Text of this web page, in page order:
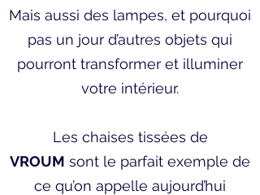
Mais aussi des lampes, et pourquoi
pas un jour d’autres objets qui
pourront transformer et illuminer
votre intérieur.
Les chaises tissées de
VROUM sont le parfait exemple de
ce qu’on appelle aujourd’hui